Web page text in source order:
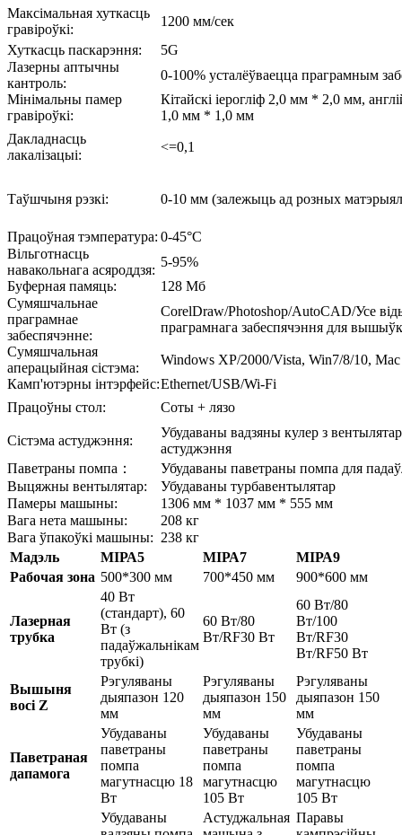
Максімальная хуткасць
гравіроўкі:
1200 мм/сек
Хуткасць паскарэння:
5G
Лазерны аптычны
кантроль:
0-100% усталёўваецца праграмным
Мінімальны памер
гравіроўкі:
Кітайскі іерогліф 2,0 мм * 2,0 мм,
1,0 мм * 1,0 мм
Дакладнасць
лакалізацыі:
<=0,1
Таўшчыня рэзкі: 0-10 мм (залежыць ад розных
Працоўная тэмпература: 0-45°C
Вільготнасць
навакольнага асяроддзя:
5-95%
Буферная памяць:
128 Мб
Сумяшчальнае
праграмнае
забеспячэнне:
CorelDraw/Photoshop/AutoCAD/Усе
праграмнага забеспячэння для
Сумяшчальная
аперацыйная сістэма:
Windows XP/2000/Vista, Win7/8/10,
Камп'ютэрны інтэрфейс:Ethernet/USB/Wi-Fi
Працоўны стол:
Соты + лязо
Сістэма астуджэння:
Убудаваны вадзяны кулер з
астуджэння
Паветраны помпа：
Убудаваны паветраны помпа для
Выцяжны вентылятар:
Убудаваны турбавентылятар
Памеры машыны:
1306 мм * 1037 мм * 555 мм
Вага нета машыны:
208 кг
Вага ўпакоўкі машыны: 238 кг
Мадэль
МІРА5 МІРА7
МІРА9
Рабочая зона 500*300 мм 700*450 мм 900*600 мм
Лазерная
трубка
40 Вт
(стандарт), 60
Вт (з
падаўжальнікам
трубкі)
60 Вт/80
Вт/RF30 Вт
60 Вт/80
Вт/100
Вт/RF30
Вт/RF50 Вт
Вышыня
восі Z
Рэгуляваны
дыяпазон 120
мм
Рэгуляваны
дыяпазон 150
мм
Рэгуляваны
дыяпазон 150
мм
Паветраная
дапамога
Убудаваны
паветраны
помпа
магутнасцю 18
Вт
Убудаваны
паветраны
помпа
магутнасцю
105 Вт
Убудаваны
паветраны
помпа
магутнасцю
105 Вт
Убудаваны
Астуджальная Паравы